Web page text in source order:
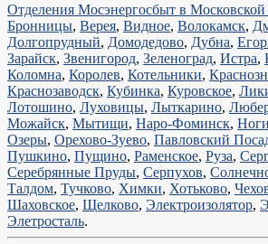
Отделения Мосэнергосбыт в Московской
Бронницы, Верея, Видное, Волокамск,
Долгопрудный, Домодедово, Дубна,
Зарайск, Звенигород, Зеленоград, Истра,
Коломна, Королев, Котельники,
Краснозаводск, Кубинка, Куровское,
Лотошино, Луховицы, Лыткарино,
Можайск, Мытищи, Наро-Фоминск,
Озеры, Орехово-Зуево, Павловский
Пушкино, Пущино, Раменское, Руза,
Серебрянные Пруды, Серпухов,
Талдом, Тучково, Химки, Хотьково,
Шаховское, Щелково, Электроизолятор,
Элетросталь.